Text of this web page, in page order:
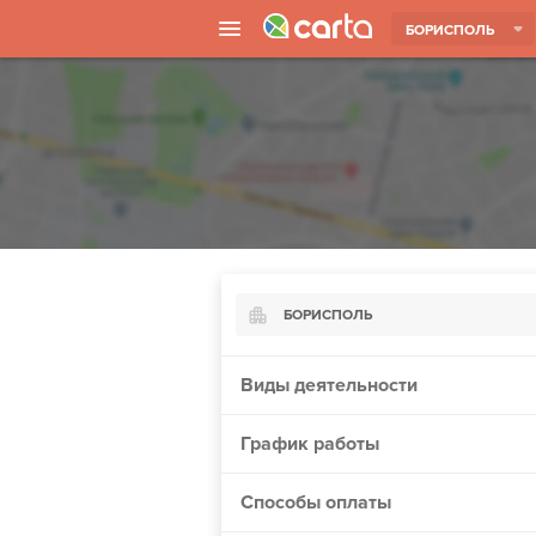
БОРИСПОЛЬ
БОРИСПОЛЬ
Борисполь
Виды деятельности
График работы
Способы оплаты